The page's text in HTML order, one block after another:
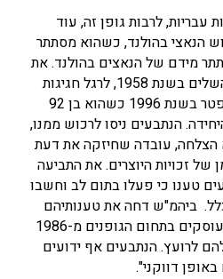
עבריות, לרבות גופן זה, עוד
הכיבוש הנאצי בהולנד, כשהוא מסתתר
מידם של הנאצים בהולנד. את
הגופן שזכה לשם "הדסה" השלים בשנת 1958, לרגל חגיגות
העשור למדינה. פרידלנדר נפטר בשנת 1996 כשהוא בן 92
הנתבעים ניסו לרכוש ממנו,
הצלחה, עובדה שחיזקה את דעת
של זכויות היוצרים. את התביעה
2009. הנתבעים טענו כי פעלו בתום לב וחשבו
ביהמ"ש דחה את טענותיהם
וקבע "העובדה שהנתבעים עוסקים בתחום הגופנים מ-1986
לרועץ. הנתבעים אף ידועים
דווקני".